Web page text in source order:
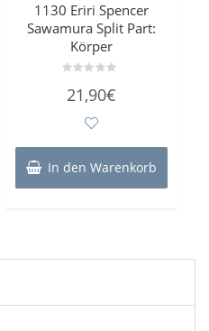
1130 Eriri Spencer
Sawamura Split Part:
Körper
mit
21,90€
In den Warenkorb